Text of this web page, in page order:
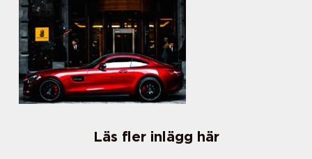
Läs fler inlägg här